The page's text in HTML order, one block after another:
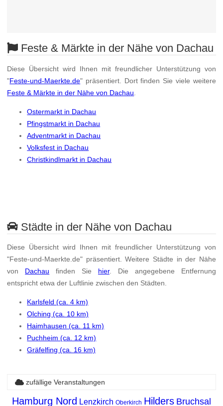
Feste & Märkte in der Nähe von Dachau
Diese Übersicht wird Ihnen mit freundlicher Unterstützung von
"Feste-und-Maerkte.de" präsentiert. Dort finden Sie viele weitere
Feste & Märkte in der Nähe von Dachau
Ostermarkt in Dachau
Pfingstmarkt in Dachau
Adventmarkt in Dachau
Volksfest in Dachau
Christkindlmarkt in Dachau
Städte in der Nähe von Dachau
Diese Übersicht wird Ihnen mit freundlicher Unterstützung von
"Feste-und-Maerkte.de" präsentiert. Weitere Städte in der Nähe
von Dachau finden Sie hier. Die angegebene Entfernung
entspricht etwa der Luftlinie zwischen den Städten.
Karlsfeld (ca. 4 km)
Olching (ca. 10 km)
Haimhausen (ca. 11 km)
Puchheim (ca. 12 km)
Gräfelfing (ca. 16 km)
zufällige Veranstaltungen
Hamburg Nord Lenzkirch Oberkirch Hilders Bruchsal